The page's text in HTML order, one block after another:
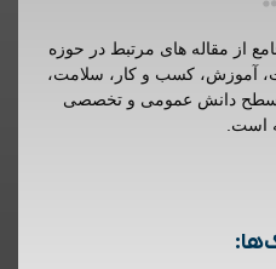
از مقاله های مرتبط در حوزه
آموزش، کسب و کار، سلامت،
سطح دانش عمومی و تخصصی
است.